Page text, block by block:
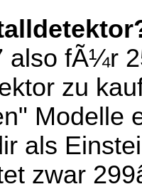
also fÃ¼r
zu
Modelle
als
zwar